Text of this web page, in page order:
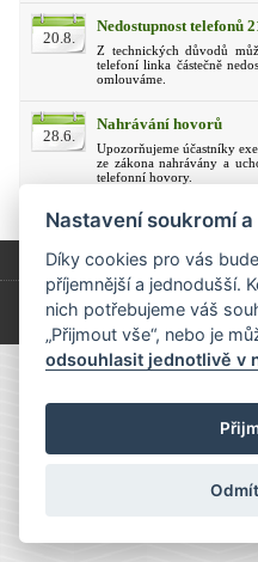
20.8.
Nedostupnost telefonů
Z technických důvodů
telefoní linka částečně
omlouváme.
28.6.
Nahrávání hovorů
Upozorňujeme účastníky
ze zákona nahrávány a
telefonní hovory.
2026 • Mgr. Jan
Exekutorský úřad Olomouc,
Nastavení soukromí
Díky cookies pro vás
příjemnější a jednodušší.
nich potřebujeme váš
„Přijmout vše“, nebo je
odsouhlasit jednotlivě v